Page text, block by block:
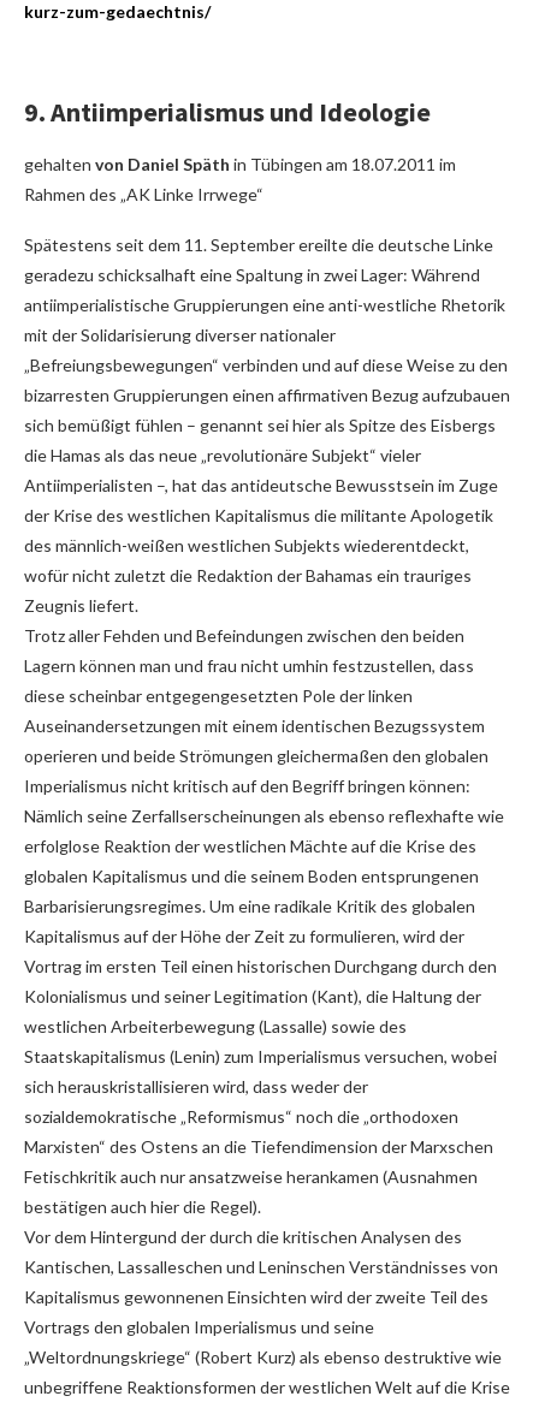
kurz-zum-gedaechtnis/
9. Antiimperialismus und Ideologie
gehalten von Daniel Späth in Tübingen am 18.07.2011 im
Rahmen des „AK Linke Irrwege“
Spätestens seit dem 11. September ereilte die deutsche Linke
geradezu schicksalhaft eine Spaltung in zwei Lager: Während
antiimperialistische Gruppierungen eine anti-westliche Rhetorik
mit der Solidarisierung diverser nationaler
„Befreiungsbewegungen“ verbinden und auf diese Weise zu den
bizarresten Gruppierungen einen affirmativen Bezug aufzubauen
sich bemüßigt fühlen – genannt sei hier als Spitze des Eisbergs
die Hamas als das neue „revolutionäre Subjekt“ vieler
Antiimperialisten –, hat das antideutsche Bewusstsein im Zuge
der Krise des westlichen Kapitalismus die militante Apologetik
des männlich-weißen westlichen Subjekts wiederentdeckt,
wofür nicht zuletzt die Redaktion der Bahamas ein trauriges
Zeugnis liefert.
Trotz aller Fehden und Befeindungen zwischen den beiden
Lagern können man und frau nicht umhin festzustellen, dass
diese scheinbar entgegengesetzten Pole der linken
Auseinandersetzungen mit einem identischen Bezugssystem
operieren und beide Strömungen gleichermaßen den globalen
Imperialismus nicht kritisch auf den Begriff bringen können:
Nämlich seine Zerfallserscheinungen als ebenso reflexhafte wie
erfolglose Reaktion der westlichen Mächte auf die Krise des
globalen Kapitalismus und die seinem Boden entsprungenen
Barbarisierungsregimes. Um eine radikale Kritik des globalen
Kapitalismus auf der Höhe der Zeit zu formulieren, wird der
Vortrag im ersten Teil einen historischen Durchgang durch den
Kolonialismus und seiner Legitimation (Kant), die Haltung der
westlichen Arbeiterbewegung (Lassalle) sowie des
Staatskapitalismus (Lenin) zum Imperialismus versuchen, wobei
sich herauskristallisieren wird, dass weder der
sozialdemokratische „Reformismus“ noch die „orthodoxen
Marxisten“ des Ostens an die Tiefendimension der Marxschen
Fetischkritik auch nur ansatzweise herankamen (Ausnahmen
bestätigen auch hier die Regel).
Vor dem Hintergund der durch die kritischen Analysen des
Kantischen, Lassalleschen und Leninschen Verständnisses von
Kapitalismus gewonnenen Einsichten wird der zweite Teil des
Vortrags den globalen Imperialismus und seine
„Weltordnungskriege“ (Robert Kurz) als ebenso destruktive wie
unbegriffene Reaktionsformen der westlichen Welt auf die Krise